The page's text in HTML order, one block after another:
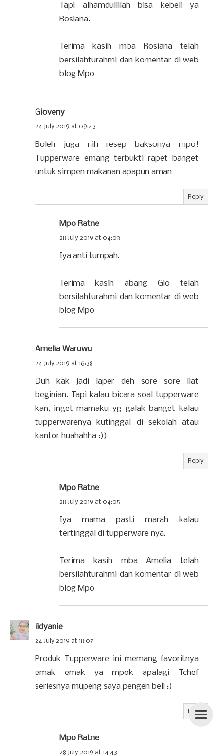
Tapi alhamdullilah bisa kebeli ya
Rosiana.
Terima kasih mba Rosiana telah
bersilahturahmi dan komentar di web
blog Mpo
Gioveny
24 July 2019 at 09:43
Boleh juga nih resep baksonya mpo!
Tupperware emang terbukti rapet banget
untuk simpen makanan apapun aman
Reply
Mpo Ratne
28 July 2019 at 04:03
Iya anti tumpah.
Terima kasih abang Gio telah
bersilahturahmi dan komentar di web
blog Mpo
Amelia Waruwu
24 July 2019 at 16:38
Duh kak jadi laper deh sore sore liat
beginian. Tapi kalau bicara soal tupperware
kan, inget mamaku yg galak banget kalau
tupperwarenya kutinggal di sekolah atau
kantor huahahha :))
Reply
Mpo Ratne
28 July 2019 at 04:05
Iya mama pasti marah kalau
tertinggal di tupperware nya.
Terima kasih mba Amelia telah
bersilahturahmi dan komentar di web
blog Mpo
iidyanie
24 July 2019 at 18:07
Produk Tupperware ini memang favoritnya
emak emak ya mpok apalagi Tchef
seriesnya mupeng saya pengen beli :)
Reply
Mpo Ratne
28 July 2019 at 14:43